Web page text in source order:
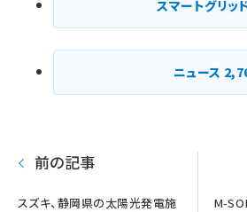
スマートグリッ
ニュース
前の記事
スズキ、静岡県の太陽光発電施
M-